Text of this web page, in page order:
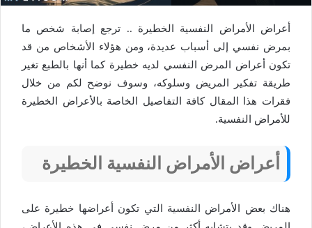
أعراض الأمراض النفسية الخطيرة .. ترجع إصابة شخص ما
بمرض نفسي إلى أسباب عديدة، ومن هؤلاء الأشخاص من قد
تكون أعراض المرض النفسي لديه خطيرة كما أنها بالطبع تغير
طريقة تفكير المريض وسلوكه، وسوف نوضح لكم من خلال
فقرات هذا المقال كافة التفاصيل الخاصة بالأعراض الخطيرة
للأمراض النفسية.
أعراض الأمراض النفسية الخطيرة
هناك بعض الأمراض النفسية التي تكون أعراضها خطيرة على